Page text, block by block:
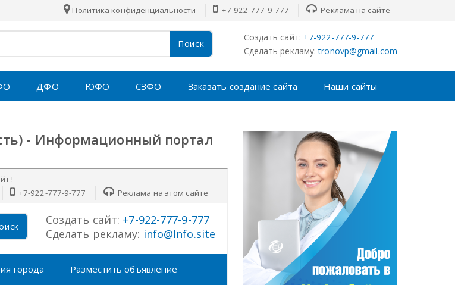
Политика конфиденциальности +7-922-777-9-777 Реклама на сайте
Поиск
Создать сайт: +7-922-777-9-777
Сделать рекламу: tronovp@gmail.com
ДФО ЮФО СЗФО Заказать создание сайта Наши сайты
- Информационный портал